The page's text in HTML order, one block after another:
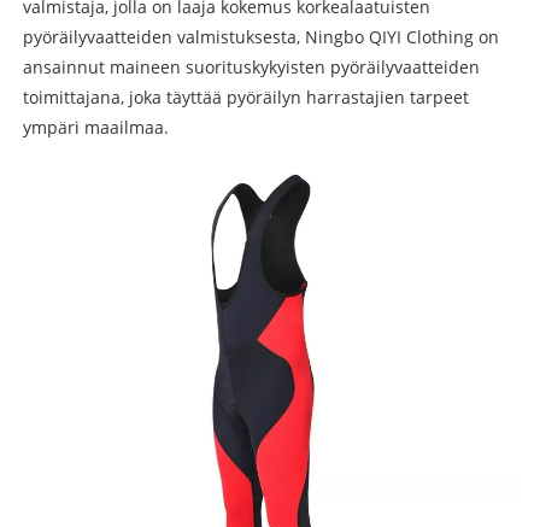
valmistaja, jolla on laaja kokemus korkealaatuisten
pyöräilyvaatteiden valmistuksesta, Ningbo QIYI Clothing on
ansainnut maineen suorituskykyisten pyöräilyvaatteiden
toimittajana, joka täyttää pyöräilyn harrastajien tarpeet
ympäri maailmaa.